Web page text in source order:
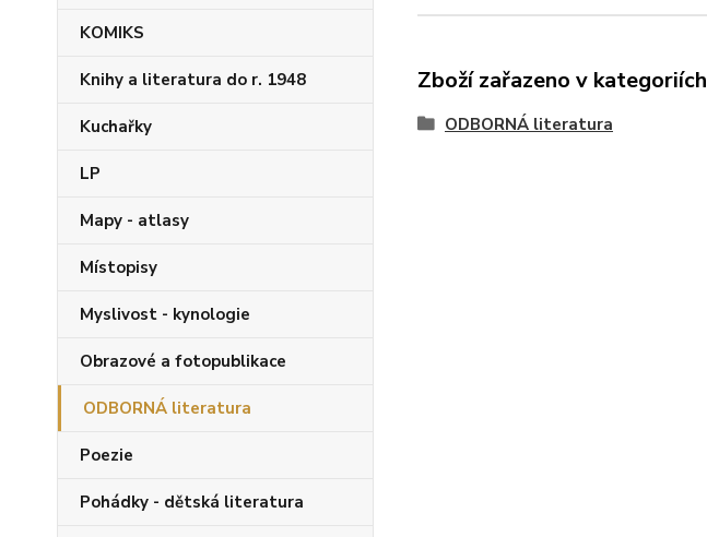
KOMIKS
Knihy a literatura do r. 1948
Kuchařky
LP
Mapy - atlasy
Místopisy
Myslivost - kynologie
Obrazové a fotopublikace
ODBORNÁ literatura
Poezie
Pohádky - dětská literatura
Zboží zařazeno v kategoriích
ODBORNÁ literatura